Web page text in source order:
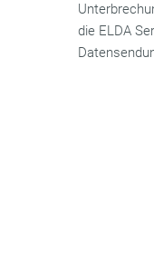
die ELDA